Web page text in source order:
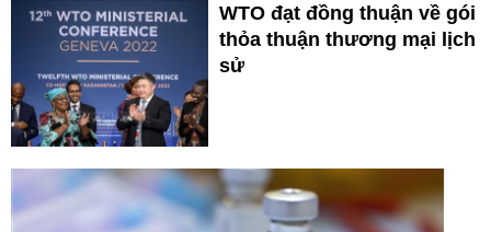
WTO đạt đồng thuận về gói
thỏa thuận thương mại lịch
sử